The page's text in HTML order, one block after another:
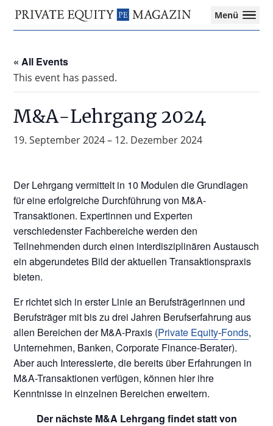
springen
springen
Private
Equity
Das
für
die
Private
Equity-
Branche
–
Investment
Funds
I
Tax
Menü
« All Events
This event has passed.
M&A-Lehrgang 2024
19. September 2024– 12. Dezember 2024
Der Lehrgang vermittelt in 10 Modulen die Grundlagen
für eine erfolgreiche Durchführung von M&A-
Transaktionen. Expertinnen und Experten
verschiedenster Fachbereiche werden den
Teilnehmenden durch einen interdisziplinären Austausch
ein abgerundetes Bild der aktuellen Transaktionspraxis
bieten.
Er richtet sich in erster Linie an Berufsträgerinnen und
Berufsträger mit bis zu drei Jahren Berufserfahrung aus
allen Bereichen der M&A-Praxis (Private Equity-Fonds,
Unternehmen, Banken, Corporate Finance-Berater).
Aber auch Interessierte, die bereits über Erfahrungen in
M&A-Transaktionen verfügen, können hier ihre
Kenntnisse in einzelnen Bereichen erweitern.
Der nächste M&A Lehrgang findet statt von